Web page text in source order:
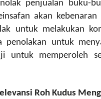
penjualan buku-
akan
untuk melakukan
penolakan untuk
untuk memperoleh
Roh Kudus